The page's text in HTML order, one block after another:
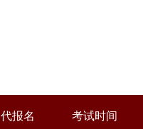
代报名 考试时间